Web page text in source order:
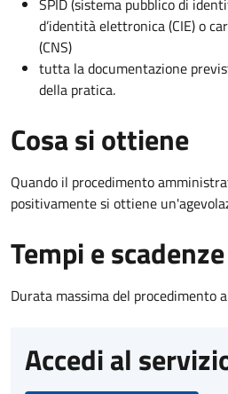
d’identità elettronica (CIE) o
(CNS)
tutta la documentazione
della pratica.
Cosa si ottiene
Quando il procedimento
positivamente si ottiene
Tempi e scadenze
Durata massima del procedimento
Accedi al